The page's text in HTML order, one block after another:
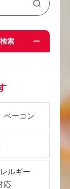
索
ベーコン
ルギー
応